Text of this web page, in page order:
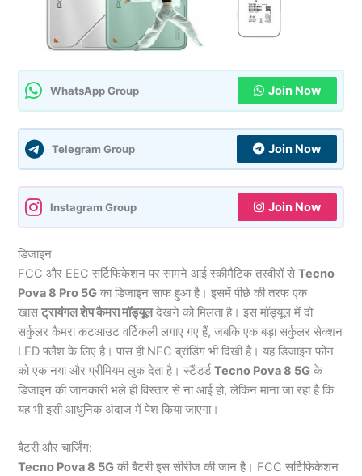
WhatsApp Group Join Now
Telegram Group Join Now
Instagram Group Join Now
डिजाइन
FCC और EEC सर्टिफिकेशन पर सामने आई स्कीमैटिक तस्वीरों सेTecno
Pova 8 Pro 5G का डिजाइन साफ हुआ है। इसमें पीछे की तरफ एक
खासट्रायंगल शेप कैमरा मॉड्यूलदेखने को मिलता है। इस मॉड्यूल में दो
सर्कुलर कैमरा कटआउट वर्टिकली लगाए गए हैं, जबकि एक बड़ा सर्कुलर सेक्शन
LED फ्लैश के लिए है। पास ही NFC ब्रांडिंग भी दिखी है। यह डिजाइन फोन
को एक नया और प्रीमियम लुक देता है। स्टैंडर्डTecno Pova 8 5G के
डिजाइन की जानकारी भले ही विस्तार से ना आई हो, लेकिन माना जा रहा है कि
यह भी इसी आधुनिक अंदाज में पेश किया जाएगा।
बैटरी और चार्जिंग:
Tecno Pova 8 5G की बैटरी इस सीरीज की जान है। FCC सर्टिफिकेशन